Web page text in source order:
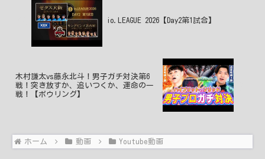
io.LEAGUE 2026【Day2第1試合】
木村謙太vs藤永北斗！男子ガチ対決第6
戦！突き放すか、追いつくか、運命の一
戦！【ボウリング】
ホーム 動画 Youtube動画